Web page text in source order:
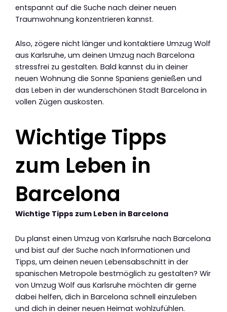
entspannt auf die Suche nach deiner neuen
Traumwohnung konzentrieren kannst.
Also, zögere nicht länger und kontaktiere Umzug Wolf
aus Karlsruhe, um deinen Umzug nach Barcelona
stressfrei zu gestalten. Bald kannst du in deiner
neuen Wohnung die Sonne Spaniens genießen und
das Leben in der wunderschönen Stadt Barcelona in
vollen Zügen auskosten.
Wichtige Tipps
zum Leben in
Barcelona
Wichtige Tipps zum Leben in Barcelona
Du planst einen Umzug von Karlsruhe nach Barcelona
und bist auf der Suche nach Informationen und
Tipps, um deinen neuen Lebensabschnitt in der
spanischen Metropole bestmöglich zu gestalten? Wir
von Umzug Wolf aus Karlsruhe möchten dir gerne
dabei helfen, dich in Barcelona schnell einzuleben
und dich in deiner neuen Heimat wohlzufühlen.